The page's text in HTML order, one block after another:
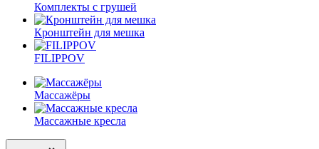
Комплекты с грушей
Кронштейн для мешка
FILIPPOV
Массажёры
Массажные кресла